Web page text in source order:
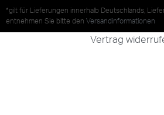
*gilt für Lieferungen innerhalb Deutschlands,
entnehmen Sie bitte den Versandinformationen
Vertrag